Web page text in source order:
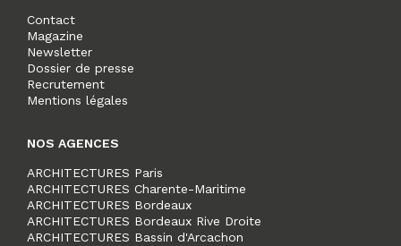
Contact
Magazine
Newsletter
Dossier de presse
Recrutement
Mentions légales
NOS AGENCES
ARCHITECTURES Paris
ARCHITECTURES Charente-Maritime
ARCHITECTURES Bordeaux
ARCHITECTURES Bordeaux Rive Droite
ARCHITECTURES Bassin d'Arcachon